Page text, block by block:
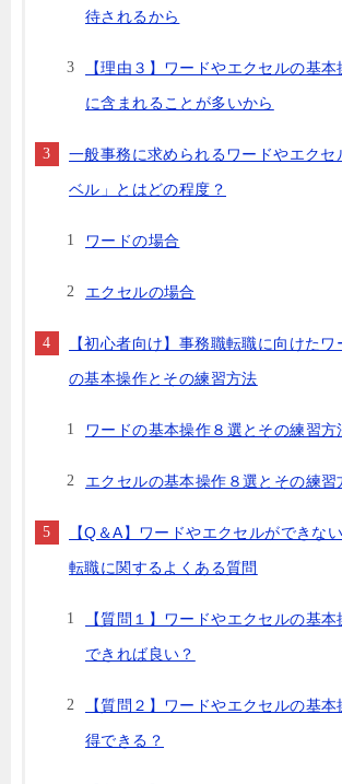
待されるから
【理由３】ワードやエクセルの基
に含まれることが多いから
一般事務に求められるワードやエクセ
ベル」とはどの程度？
ワードの場合
エクセルの場合
【初心者向け】事務職転職に向けた
の基本操作とその練習方法
ワードの基本操作８選とその練習方
エクセルの基本操作８選とその練習
【Q＆A】ワードやエクセルができな
転職に関するよくある質問
【質問１】ワードやエクセルの基
できれば良い？
【質問２】ワードやエクセルの基
得できる？